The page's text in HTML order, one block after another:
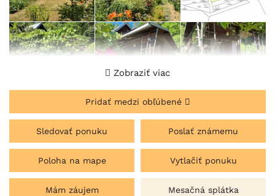
Zobraziť viac
Pridať medzi obľúbené
Sledovať ponuku Poslať známemu
Poloha na mape Vytlačiť ponuku
Mám záujem Mesačná splátka